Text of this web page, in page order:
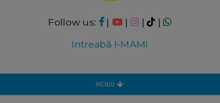
Follow us: | | |
|
Intreabă I-MAMI
MENIU